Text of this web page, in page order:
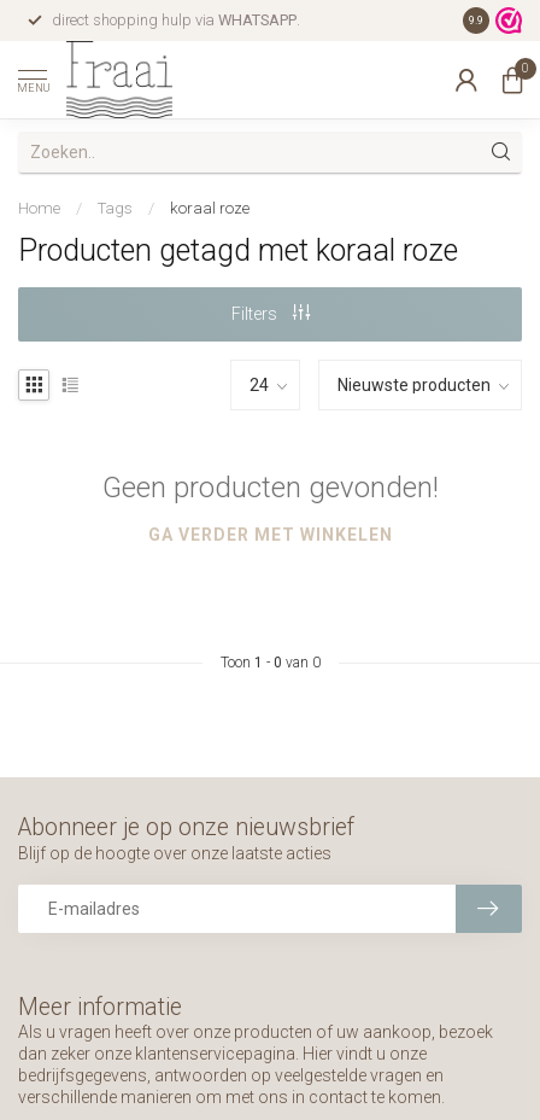
direct shopping hulp via WHATSAPP. gratis
9.9
MENU
0
Home / Tags / koraal roze
Producten getagd met koraal roze
Filters
Geen producten gevonden!
GA VERDER MET WINKELEN
Toon 1 - 0 van 0
Meer informatie
Als u vragen heeft over onze producten of uw aankoop, bezoek
dan zeker onze klantenservicepagina. Hier vindt u onze
bedrijfsgegevens, antwoorden op veelgestelde vragen en
verschillende manieren om met ons in contact te komen.
Abonneer je op onze nieuwsbrief
Blijf op de hoogte over onze laatste acties